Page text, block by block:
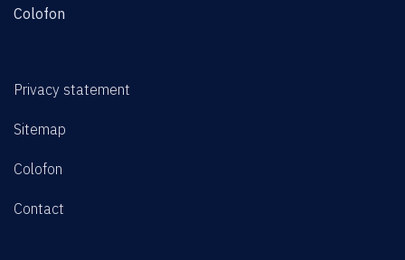
Colofon
Privacy statement
Sitemap
Colofon
Contact